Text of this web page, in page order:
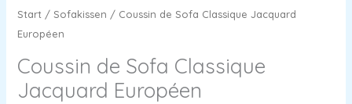
Start / Sofakissen / Coussin de Sofa Classique Jacquard
Européen
Coussin de Sofa Classique
Jacquard Européen